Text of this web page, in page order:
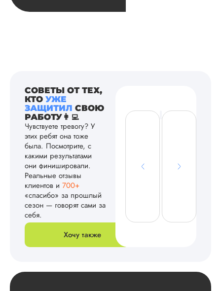
СОВЕТЫ ОТ ТЕХ,
КТО УЖЕ
ЗАЩИТИЛ СВОЮ
РАБОТУ👩‍💻
Чувствуете тревогу? У
этих ребят она тоже
была. Посмотрите, с
какими результатами
они финишировали.
Реальные отзывы
клиентов и 700+
«спасибо» за прошлый
сезон — говорят сами за
себя.
Хочу также